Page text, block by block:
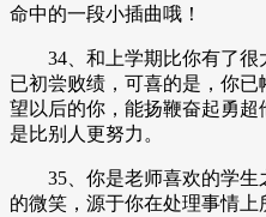
命中的一段小插曲哦！
34、和上学期比你有了很
已初尝败绩，可喜的是，你
望以后的你，能扬鞭奋起勇
是比别人更努力。
35、你是老师喜欢的学生
的微笑，源于你在处理事情